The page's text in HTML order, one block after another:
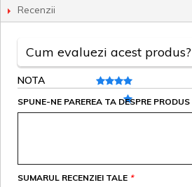
Recenzii
Cum evaluezi acest produs?
NOTA
SPUNE-NE PAREREA TA DESPRE PRODUS
*
SUMARUL RECENZIEI TALE